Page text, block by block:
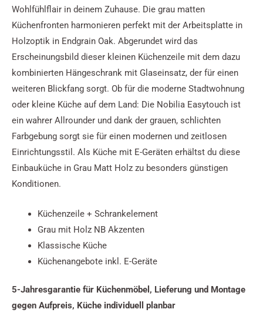
Wohlfühlflair in deinem Zuhause. Die grau matten
Küchenfronten harmonieren perfekt mit der Arbeitsplatte in
Holzoptik in Endgrain Oak. Abgerundet wird das
Erscheinungsbild dieser kleinen Küchenzeile mit dem dazu
kombinierten Hängeschrank mit Glaseinsatz, der für einen
weiteren Blickfang sorgt. Ob für die moderne Stadtwohnung
oder kleine Küche auf dem Land: Die Nobilia Easytouch ist
ein wahrer Allrounder und dank der grauen, schlichten
Farbgebung sorgt sie für einen modernen und zeitlosen
Einrichtungsstil. Als Küche mit E-Geräten erhältst du diese
Einbauküche in Grau Matt Holz zu besonders günstigen
Konditionen.
Küchenzeile + Schrankelement
Grau mit Holz NB Akzenten
Klassische Küche
Küchenangebote inkl. E-Geräte
5-Jahresgarantie für Küchenmöbel, Lieferung und Montage
gegen Aufpreis, Küche individuell planbar